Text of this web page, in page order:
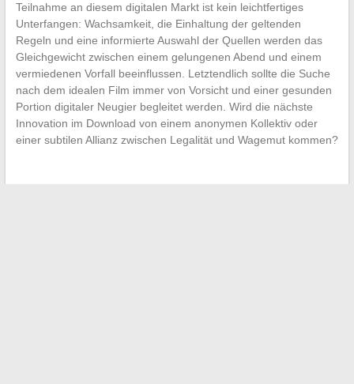
Teilnahme an diesem digitalen Markt ist kein leichtfertiges
Unterfangen: Wachsamkeit, die Einhaltung der geltenden
Regeln und eine informierte Auswahl der Quellen werden das
Gleichgewicht zwischen einem gelungenen Abend und einem
vermiedenen Vorfall beeinflussen. Letztendlich sollte die Suche
nach dem idealen Film immer von Vorsicht und einer gesunden
Portion digitaler Neugier begleitet werden. Wird die nächste
Innovation im Download von einem anonymen Kollektiv oder
einer subtilen Allianz zwischen Legalität und Wagemut kommen?